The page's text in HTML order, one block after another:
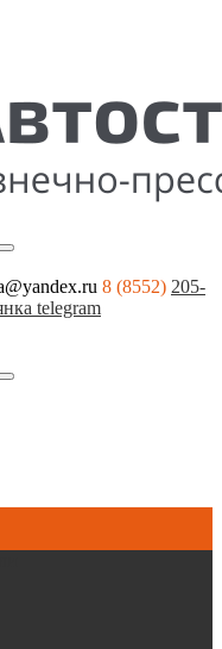
8 (8552) 205-